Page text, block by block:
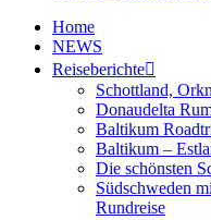
Home
NEWS
Reiseberichte
Schottland,
Donaudelta
Baltikum
Baltikum –
Die schönsten
Südschweden
Rundreise